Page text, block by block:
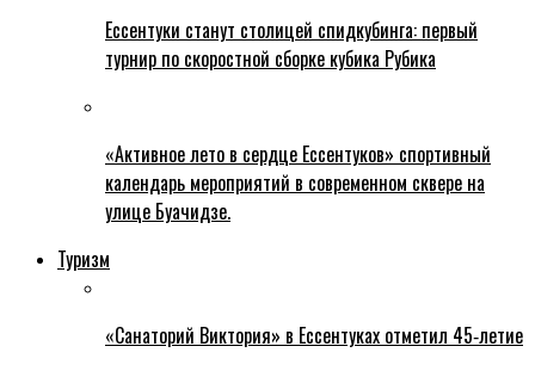
Ессентуки станут столицей спидкубинга: первый
турнир по скоростной сборке кубика Рубика
«Активное лето в сердце Ессентуков» спортивный
календарь мероприятий в современном сквере на
улице Буачидзе.
Туризм
«Санаторий Виктория» в Ессентуках отметил 45‑летие